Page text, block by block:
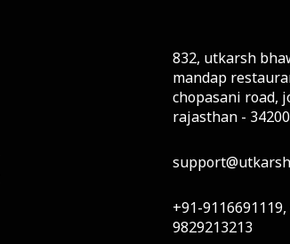
832, utkarsh
mandap
chopasani road,
rajasthan -
+91-
9829213213